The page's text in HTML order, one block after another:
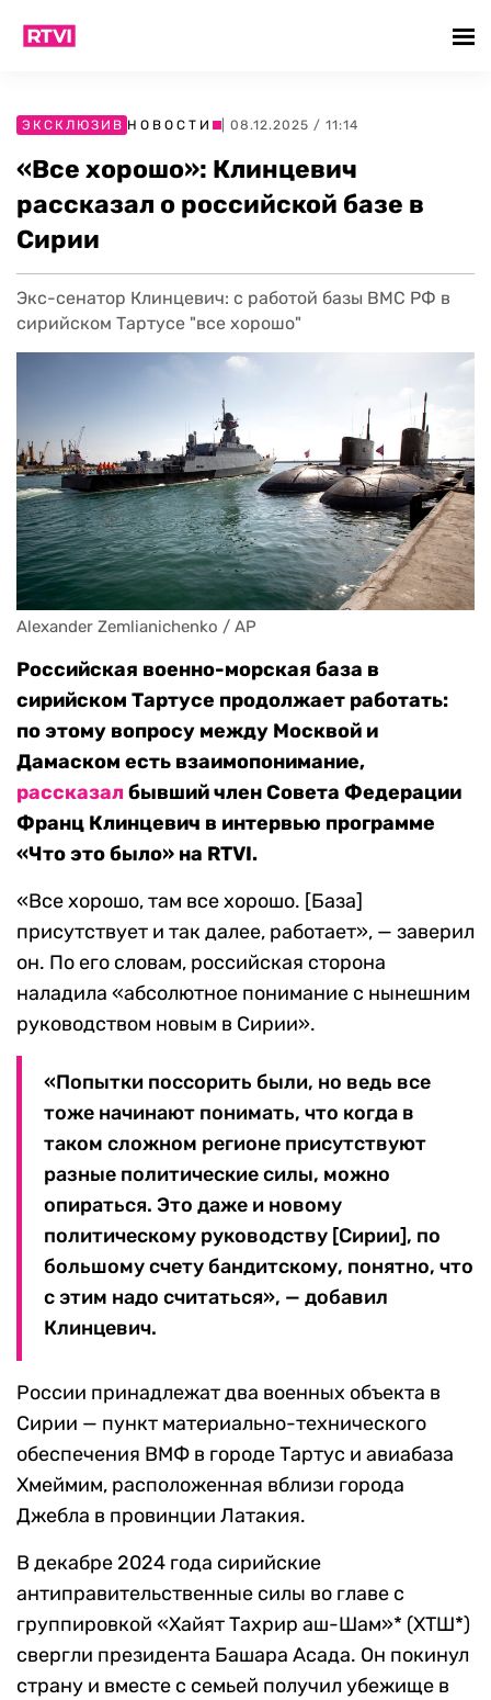
ЭКСКЛЮЗИВ НОВОСТИ | 08.12.2025 / 11:14
«Все хорошо»: Клинцевич
рассказал о российской базе в
Сирии
Экс-сенатор Клинцевич: с работой базы ВМС РФ в
сирийском Тартусе "все хорошо"
Alexander Zemlianichenko / AP
Российская военно-морская база в
сирийском Тартусе продолжает работать:
по этому вопросу между Москвой и
Дамаском есть взаимопонимание,
рассказалбывший член Совета Федерации
Франц Клинцевич в интервью программе
«Что это было» на RTVI.
«Все хорошо, там все хорошо. [База]
присутствует и так далее, работает», — заверил
он. По его словам, российская сторона
наладила «абсолютное понимание с нынешним
руководством новым в Сирии».
«Попытки поссорить были, но ведь все
тоже начинают понимать, что когда в
таком сложном регионе присутствуют
разные политические силы, можно
опираться. Это даже и новому
политическому руководству [Сирии], по
большому счету бандитскому, понятно, что
с этим надо считаться», — добавил
Клинцевич.
России принадлежат два военных объекта в
Сирии — пункт материально-технического
обеспечения ВМФ в городе Тартус и авиабаза
Хмеймим, расположенная вблизи города
Джебла в провинции Латакия.
В декабре 2024 года сирийские
антиправительственные силы во главе с
группировкой «Хайят Тахрир аш-Шам»* (ХТШ*)
свергли президента Башара Асада. Он покинул
страну и вместе с семьей получил убежище в